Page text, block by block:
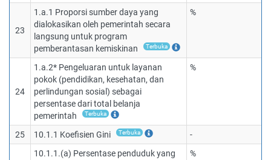
23
1.a.1 Proporsi sumber daya yang
dialokasikan oleh pemerintah secara
langsung untuk program
pemberantasan kemiskinan
Terbuka
%
24
1.a.2* Pengeluaran untuk layanan
pokok (pendidikan, kesehatan, dan
perlindungan sosial) sebagai
persentase dari total belanja
pemerintah
Terbuka
%
25 10.1.1 Koefisien Gini Terbuka -
10.1.1.(a) Persentase penduduk yang
%